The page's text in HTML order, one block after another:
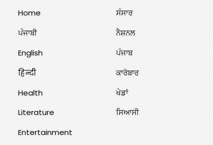
Home
ਪੰਜਾਬੀ
English
हिन्दी
Health
Literature
Entertainment
ਸੰਸਾਰ
ਨੈਸ਼ਨਲ
ਪੰਜਾਬ
ਕਾਰੋਬਾਰ
ਖੇਡਾਂ
ਸਿਆਸੀ